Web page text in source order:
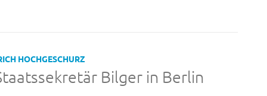
HOCHGESCHURZ
Bilger in Berlin